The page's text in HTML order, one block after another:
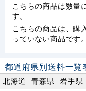
こちらの商品は数量
す。
こちらの商品は、購
っていない商品です。
都道府県別送料一覧
北海道
青森県 岩手県